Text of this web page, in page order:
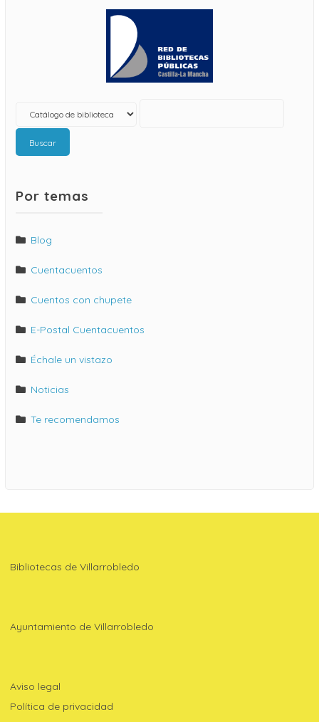
Buscar
Por temas
Blog
Cuentacuentos
Cuentos con chupete
E-Postal Cuentacuentos
Échale un vistazo
Noticias
Te recomendamos
Bibliotecas de Villarrobledo
Ayuntamiento de Villarrobledo
Aviso legal
Política de privacidad